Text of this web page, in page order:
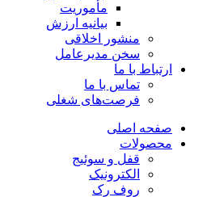
مأموریت
بیانیه ارزش
منشور اخلاقی
سخن مدیرعامل
ارتباط با ما
تماس با ما
فرصت‌های شغلی
صفحه اصلی
محصولات
قفل و سوئیج
الکترونیک
روف رک